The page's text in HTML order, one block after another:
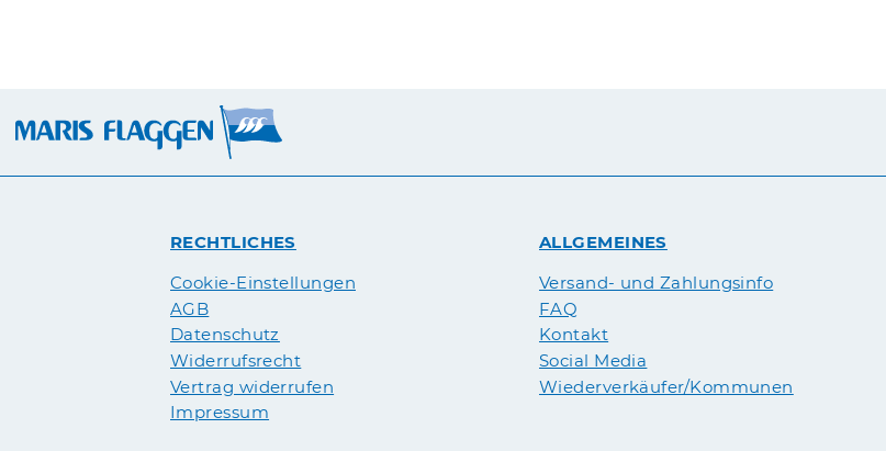
RECHTLICHES
Cookie-Einstellungen
AGB
Datenschutz
Widerrufsrecht
Vertrag widerrufen
Impressum
ALLGEMEINES
Versand- und Zahlungsinfo
FAQ
Kontakt
Social Media
Wiederverkäufer/Kommunen